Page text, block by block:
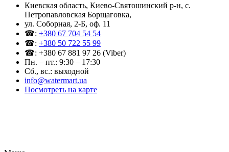
Киевская область, Киево-Святошинский р-н, c.
Петропавловская Борщаговка,
ул. Соборная, 2-Б, оф. 11
☎: +380 67 704 54 54
☎: +380 50 722 55 99
☎: +380 67 881 97 26 (Viber)
Пн. – пт.: 9:30 – 17:30
Сб., вс.: выходной
info@watermart.ua
Посмотреть на карте